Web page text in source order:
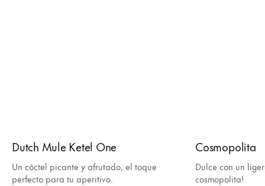
Dutch Mule Ketel One
Un cóctel picante y afrutado, el toque
perfecto para tu aperitivo.
Cosmopolita
Dulce con un
cosmopolita!